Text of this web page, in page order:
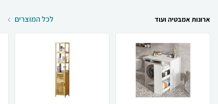
ארונות אמבטיה ועוד לכל המוצרים